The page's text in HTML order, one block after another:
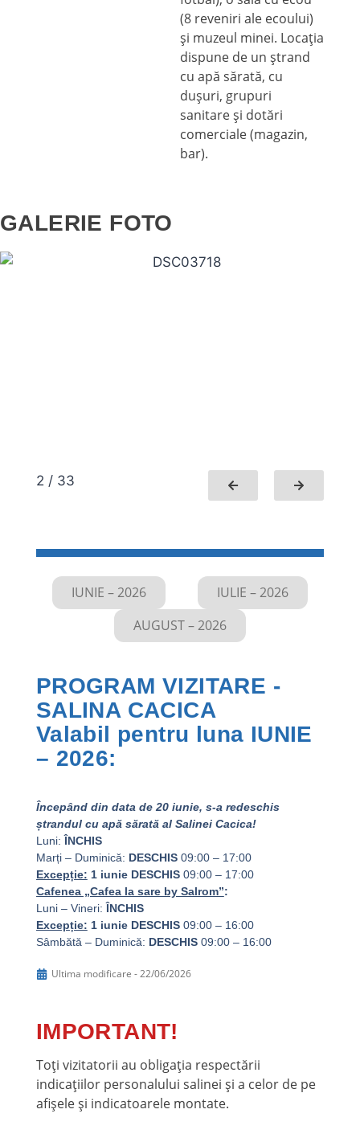
(8 reveniri ale ecoului)
şi muzeul minei. Locaţia
dispune de un ştrand
cu apă sărată, cu
duşuri, grupuri
sanitare şi dotări
comerciale (magazin,
bar).
GALERIE FOTO
2 / 33
IUNIE – 2026
IULIE – 2026
AUGUST – 2026
PROGRAM VIZITARE -
SALINA CACICA
Valabil pentru luna IUNIE
– 2026:
Începând din data de 20 iunie, s-a redeschis
ștrandul cu apă sărată al Salinei Cacica!
Luni: ÎNCHIS
Marți – Duminică: DESCHIS 09:00 – 17:00
Excepție: 1 iunie DESCHIS 09:00 – 17:00
Cafenea „Cafea la sare by Salrom”:
Luni – Vineri: ÎNCHIS
Excepție: 1 iunie DESCHIS 09:00 – 16:00
Sâmbătă – Duminică: DESCHIS 09:00 – 16:00
Ultima modificare - 22/06/2026
IMPORTANT!
Toți vizitatorii au obligația respectării
indicațiilor personalului salinei și a celor de pe
afișele și indicatoarele montate.